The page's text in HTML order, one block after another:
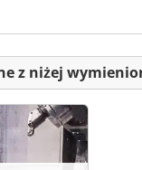
z niżej